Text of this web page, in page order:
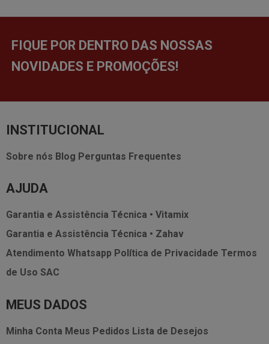
FIQUE POR DENTRO DAS NOSSAS
NOVIDADES E PROMOÇÕES!
INSTITUCIONAL
Sobre nós Blog Perguntas Frequentes
AJUDA
Garantia e Assistência Técnica • Vitamix
Garantia e Assistência Técnica • Zahav
Atendimento Whatsapp Política de Privacidade Termos
de Uso SAC
MEUS DADOS
Minha Conta Meus Pedidos Lista de Desejos